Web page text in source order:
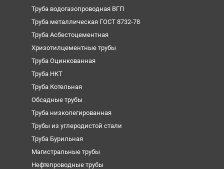
Труба водогазопроводная ВГП
Труба металлическая ГОСТ 8732-78
Труба Асбестоцементная
Хризотилцементные трубы
Труба Оцинкованная
Труба НКТ
Труба Котельная
Обсадные трубы
Труба низколегированная
Трубы из углеродистой стали
Труба Бурильная
Магистральные трубы
Нефтепроводные трубы